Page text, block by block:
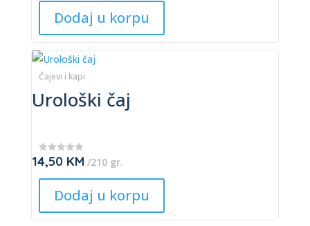
may
on
the
product
Dodaj u korpu
Čajevi i kapi
Urološki čaj
★
★
14,50 KM /210 gr.
This
product
has
The
options
may
Dodaj u korpu